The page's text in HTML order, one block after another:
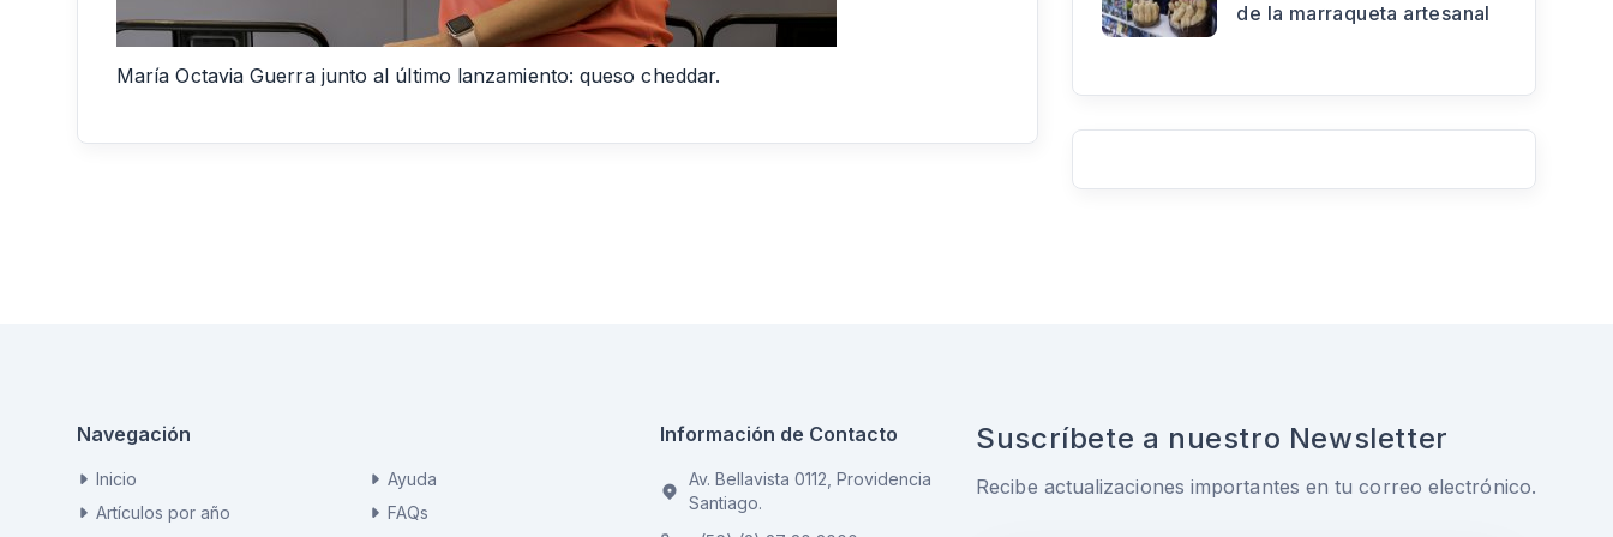
María Octavia Guerra junto al último lanzamiento: queso cheddar.
de la marraqueta artesanal
Navegación
Inicio
Artículos por año
Ayuda
FAQs
Información de Contacto
Av. Bellavista 0112, Providencia
Santiago.
Suscríbete a nuestro Newsletter
Recibe actualizaciones importantes en tu correo electrónico.